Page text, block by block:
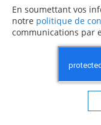
En soumettant vos
notre politique de
communications par